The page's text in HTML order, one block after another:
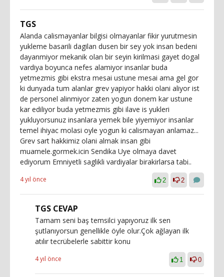
TGS
Alanda calismayanlar bilgisi olmayanlar fikir yurutmesin
yukleme basarili dagilan dusen bir sey yok insan bedeni
dayanmiyor mekanik olan bir seyin kirilmasi gayet dogal
vardiya boyunca nefes alamiyor insanlar buda
yetmezmis gibi ekstra mesai ustune mesai ama gel gor
ki dunyada tum alanlar grev yapiyor hakki olani aliyor ist
de personel alinmiyor zaten yogun donem kar ustune
kar ediliyor buda yetmezmis gibi ilave is yukleri
yukluyorsunuz insanlara yemek bile yiyemiyor insanlar
temel ihiyac molasi oyle yogun ki calismayan anlamaz...
Grev sart hakkimiz olani almak insan gibi
muamele.gormek.icin Sendika Uye olmaya davet
ediyorum Emniyetli saglikli vardiyalar birakirlarsa tabi..
4 yıl önce 2 2
TGS CEVAP
Tamam seni baş temsilci yapıyoruz ilk sen
şutlanıyorsun genellikle öyle olur.Çok ağlayan ilk
atılır tecrübelerle sabittir konu
4 yıl önce 1 0